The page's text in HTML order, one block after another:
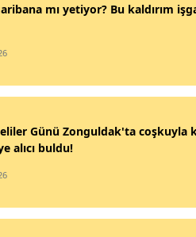
mı yetiyor? Bu kaldırım
Günü Zonguldak'ta coşkuyla
alıcı buldu!